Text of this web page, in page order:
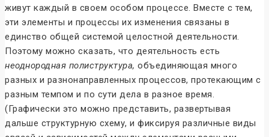
живут каждый в своем особом процессе. Вместе с тем,
эти элементы и процессы их изменения связаны в
единство общей системой целостной деятельности.
Поэтому можно сказать, что деятельность есть
неоднородная полиструктура, объединяющая много
разных и разнонаправленных процессов, протекающим с
разным темпом и по сути дела в разное время.
(Графически это можно представить, развертывая
дальше структурную схему, и фиксируя различные виды